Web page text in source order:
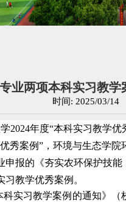
业两项本科实习教
时间: 2025/03/
2024年度“本科实习教学
秀案例”，环境与生态学
申报的《夯实农环保护技
教学优秀案例。
实习教学案例的通知》（